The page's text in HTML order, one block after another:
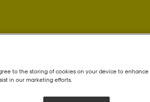
to the storing of cookies on your device to enhance
in our marketing efforts.